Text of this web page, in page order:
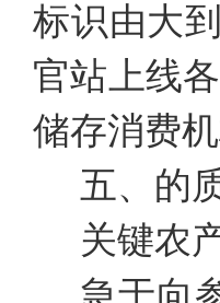
标识由大
官站上线
储存消费
五、的
关键农
急于向